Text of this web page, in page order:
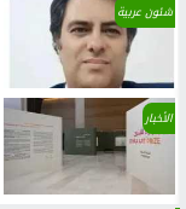
شئون عربية
الأخبار